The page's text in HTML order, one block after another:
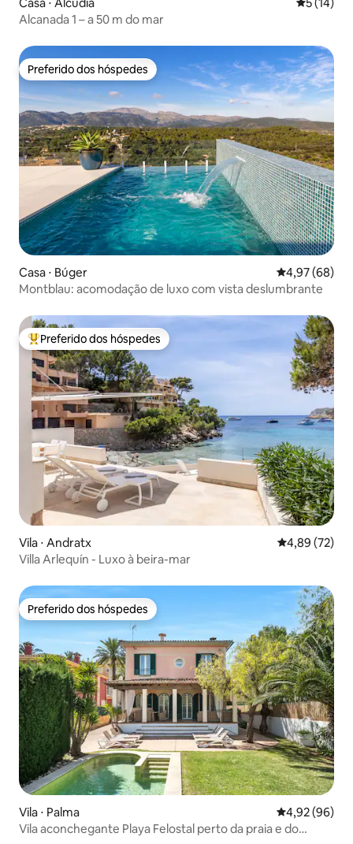
Alcanada 1 – a 50 m do mar
Preferido dos hóspedes
Preferido dos hóspedes
Casa ⋅ Búger 4,97 de uma
4,97 (68)
Montblau: acomodação de luxo com vista deslumbrante
Entre os melhores preferidos dos hóspedes
Preferido dos hóspedes
Vila ⋅ Andratx 4,89 de uma
4,89 (72)
Villa Arlequín - Luxo à beira-mar
Preferido dos hóspedes
Preferido dos hóspedes
Vila ⋅ Palma 4,92 de uma
4,92 (96)
Vila aconchegante Playa Felostal perto da praia e do